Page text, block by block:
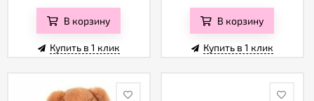
В корзину
Купить в 1 клик
В корзину
Купить в 1 клик